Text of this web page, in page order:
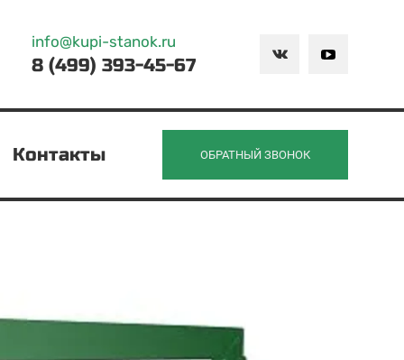
info@kupi-stanok.ru
8 (499) 393-45-67
Контакты ОБРАТНЫЙ ЗВОНОК